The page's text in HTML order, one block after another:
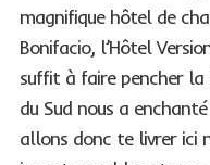
magnifique hôtel de
Bonifacio, l’Hôtel
suffit à faire pencher la
du Sud nous a
allons donc te livrer ici